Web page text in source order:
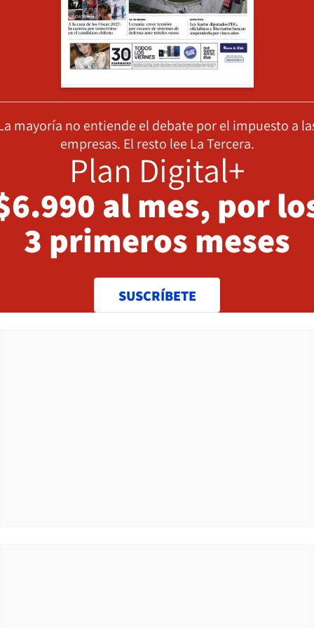
mayoría no entiende el debate por el impuesto a
empresas. El resto lee La Tercera.
Plan Digital+
al mes, por
3 primeros meses
SUSCRÍBETE